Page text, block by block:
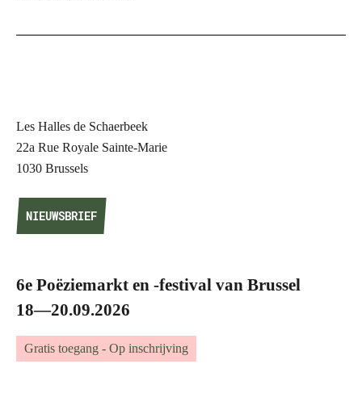
Les Halles de Schaerbeek
22a Rue Royale Sainte-Marie
1030 Brussels
NIEUWSBRIEF
NIEUWSBRIEF
6e Poëziemarkt en -festival van Brussel
18—20.09.2026
Gratis toegang - Op inschrijving